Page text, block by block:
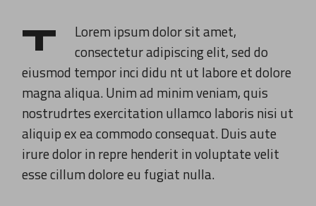
T
Lorem ipsum dolor sit amet,
consectetur adipiscing elit, sed do
eiusmod tempor inci didu nt ut labore et dolore
magna aliqua. Unim ad minim veniam, quis
nostrudrtes exercitation ullamco laboris nisi ut
aliquip ex ea commodo consequat. Duis aute
irure dolor in repre henderit in voluptate velit
esse cillum dolore eu fugiat nulla.